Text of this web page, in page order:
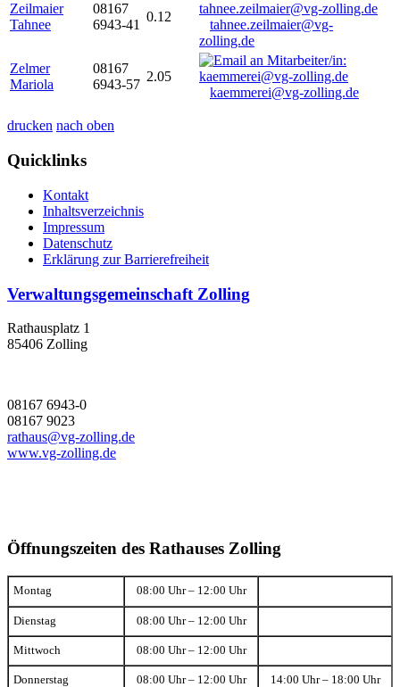
Zeilmaier
Tahnee
08167
6943-41
0.12
tahnee.zeilmaier@vg-
zolling.de
Zelmer
Mariola
08167
6943-57
2.05
kaemmerei@vg-zolling.de
drucken nach oben
Quicklinks
Kontakt
Inhaltsverzeichnis
Impressum
Datenschutz
Erklärung zur Barrierefreiheit
Verwaltungsgemeinschaft Zolling
Rathausplatz 1
85406 Zolling
08167 6943-0
08167 9023
rathaus@vg-zolling.de
www.vg-zolling.de
Öffnungszeiten des Rathauses Zolling
Montag 08:00 Uhr – 12:00 Uhr
Dienstag 08:00 Uhr – 12:00 Uhr
Mittwoch 08:00 Uhr – 12:00 Uhr
Donnerstag 08:00 Uhr – 12:00 Uhr 14:00 Uhr – 18:00 Uhr